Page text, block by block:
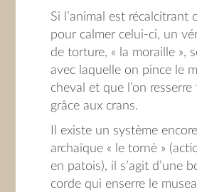
Si l’animal est récalcitrant
pour calmer celui-ci, un
de torture, « la moraille »,
avec laquelle on pince le
cheval et que l’on
grâce aux crans.
Il existe un système
archaïque « le tornè »
en patois), il s’agit d’une
corde qui enserre le